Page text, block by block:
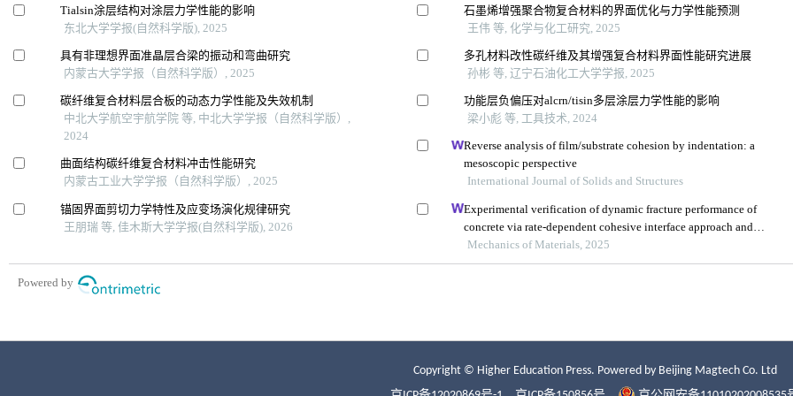
Copyright © Higher Education Press. Powered by Beijing Magtech Co. Ltd